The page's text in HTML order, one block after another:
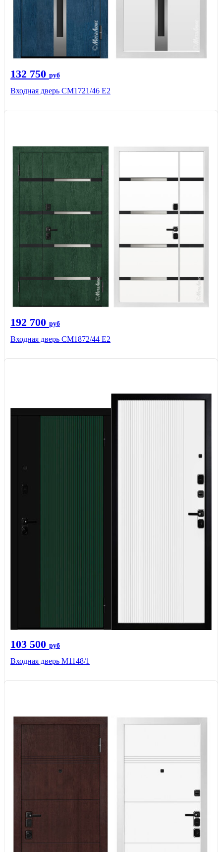
132 750 руб
Входная дверь СМ1721/46 Е2
192 700 руб
Входная дверь СМ1872/44 Е2
103 500 руб
Входная дверь М1148/1